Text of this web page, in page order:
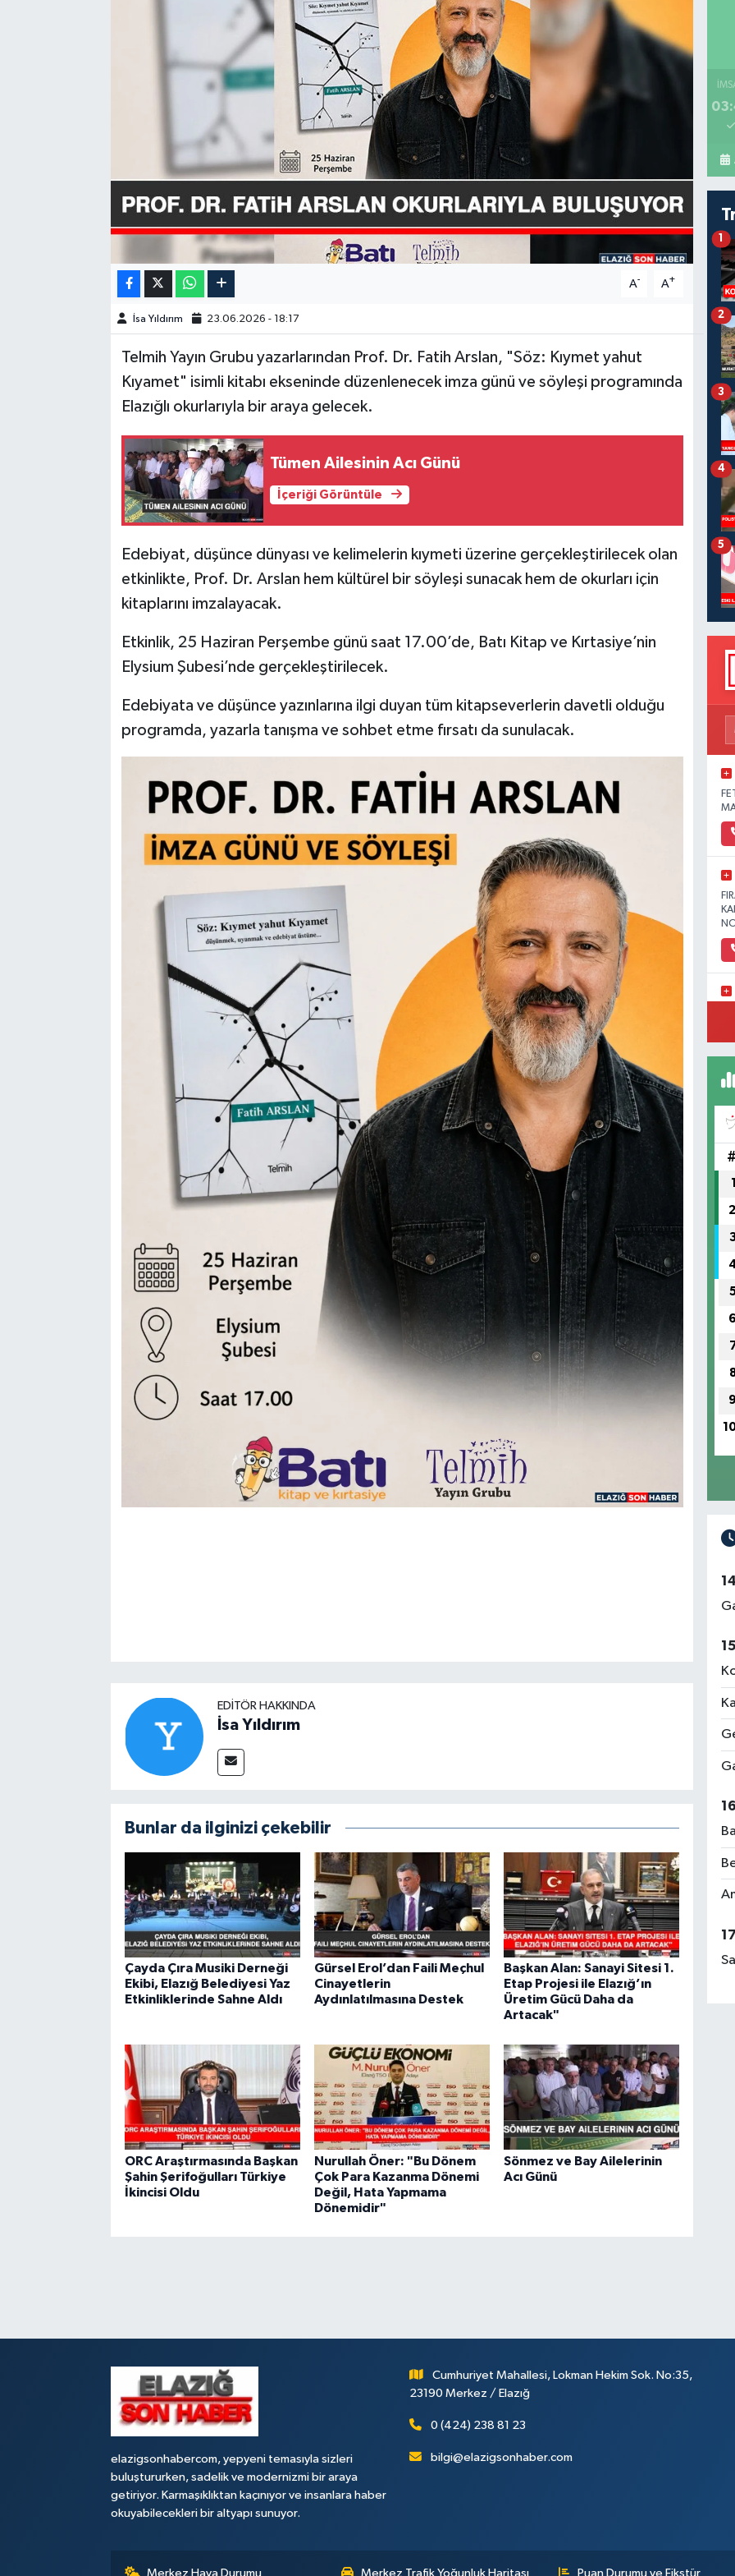
A- A+
İsa Yıldırım 23.06.2026 - 18:17
Telmih Yayın Grubu yazarlarından Prof. Dr. Fatih Arslan, "Söz: Kıymet yahut
Kıyamet" isimli kitabı ekseninde düzenlenecek imza günü ve söyleşi programında
Elazığlı okurlarıyla bir araya gelecek.
Tümen Ailesinin Acı Günü
İçeriği Görüntüle
Edebiyat, düşünce dünyası ve kelimelerin kıymeti üzerine gerçekleştirilecek olan
etkinlikte, Prof. Dr. Arslan hem kültürel bir söyleşi sunacak hem de okurları için
kitaplarını imzalayacak.
Etkinlik, 25 Haziran Perşembe günü saat 17.00’de, Batı Kitap ve Kırtasiye’nin
Elysium Şubesi’nde gerçekleştirilecek.
Edebiyata ve düşünce yazınlarına ilgi duyan tüm kitapseverlerin davetli olduğu
programda, yazarla tanışma ve sohbet etme fırsatı da sunulacak.
EDITÖR HAKKINDA
İsa Yıldırım
Bunlar da ilginizi çekebilir
Çayda Çıra Musiki Derneği
Ekibi, Elazığ Belediyesi Yaz
Etkinliklerinde Sahne Aldı
Gürsel Erol’dan Faili Meçhul
Cinayetlerin
Aydınlatılmasına Destek
Başkan Alan: Sanayi Sitesi 1.
Etap Projesi ile Elazığ’ın
Üretim Gücü Daha da
Artacak"
ORC Araştırmasında Başkan
Şahin Şerifoğulları Türkiye
İkincisi Oldu
Nurullah Öner: "Bu Dönem
Çok Para Kazanma Dönemi
Değil, Hata Yapmama
Dönemidir"
Sönmez ve Bay Ailelerinin
Acı Günü
1
2
3
4
5
#
1
2
6
9
elazigsonhabercom, yepyeni temasıyla sizleri
buluştururken, sadelik ve modernizmi bir araya
getiriyor. Karmaşıklıktan kaçınıyor ve insanlara haber
okuyabilecekleri bir altyapı sunuyor.
Cumhuriyet Mahallesi, Lokman Hekim Sok. No:35,
23190 Merkez / Elazığ
0 (424) 238 81 23
bilgi@elazigsonhaber.com
Merkez Hava Durumu Merkez Trafik Yoğunluk Haritası Puan Durumu ve Fikstür
ÖZEL HABER